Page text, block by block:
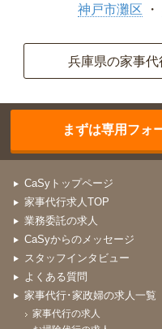
神戸市灘区
兵庫県の家事
まずは専用フォ
CaSyトップページ
家事代行求人TOP
業務委託の求人
CaSyからのメッセージ
スタッフインタビュー
よくある質問
家事代行･家政婦の求人一覧
家事代行の求人